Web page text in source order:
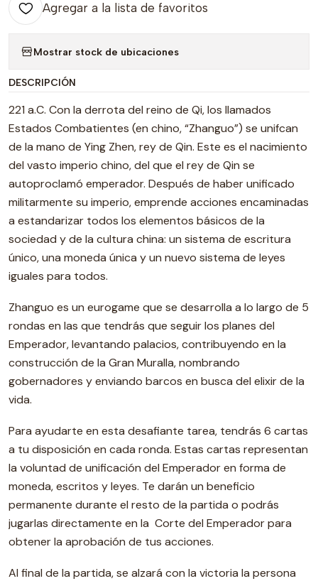
Agregar a la lista de favoritos
Mostrar stock de ubicaciones
DESCRIPCIÓN
221 a.C. Con la derrota del reino de Qi, los llamados
Estados Combatientes (en chino, “Zhanguo”) se unifcan
de la mano de Ying Zhen, rey de Qin. Este es el nacimiento
del vasto imperio chino, del que el rey de Qin se
autoproclamó emperador. Después de haber unificado
militarmente su imperio, emprende acciones encaminadas
a estandarizar todos los elementos básicos de la
sociedad y de la cultura china: un sistema de escritura
único, una moneda única y un nuevo sistema de leyes
iguales para todos.
Zhanguo es un eurogame que se desarrolla a lo largo de 5
rondas en las que tendrás que seguir los planes del
Emperador, levantando palacios, contribuyendo en la
construcción de la Gran Muralla, nombrando
gobernadores y enviando barcos en busca del elixir de la
vida.
Para ayudarte en esta desafiante tarea, tendrás 6 cartas
a tu disposición en cada ronda. Estas cartas representan
la voluntad de unificación del Emperador en forma de
moneda, escritos y leyes. Te darán un beneficio
permanente durante el resto de la partida o podrás
jugarlas directamente en la Corte del Emperador para
obtener la aprobación de tus acciones.
Al final de la partida, se alzará con la victoria la persona